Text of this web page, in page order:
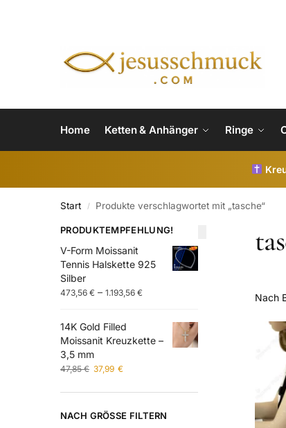
Home Ketten & Anhänger Ringe
Start / Produkte verschlagwortet mit „tasche“
PRODUKTEMPFEHLUNG!
V-Form Moissanit
Tennis Halskette 925
Silber
473,56 € – 1.193,56 €
14K Gold Filled
Moissanit Kreuzkette –
3,5 mm
47,85€ 37,99 €
NACH GRÖSSE FILTERN